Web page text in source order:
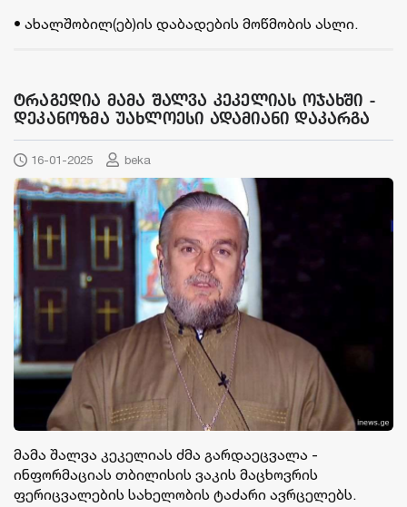
• ახალშობილ(ებ)ის დაბადების მოწმობის ასლი.
ტრაგედია მამა შალვა კეკელიას ოჯახში -
დეკანოზმა უახლოესი ადამიანი დაკარგა
16-01-2025 beka
მამა შალვა კეკელიას ძმა გარდაეცვალა -
ინფორმაციას თბილისის ვაკის მაცხოვრის
ფერიცვალების სახელობის ტაძარი ავრცელებს.